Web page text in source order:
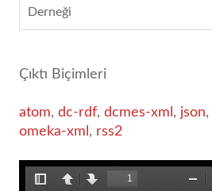
Derneği
Çıktı Biçimleri
atom, dc-rdf, dcmes-xml , json,
omeka-xml , rss2